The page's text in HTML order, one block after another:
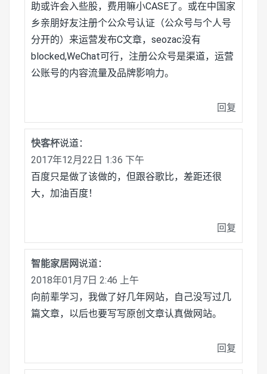
助或许会入些股，费用嘛小CASE了。或在中国家
乡亲朋好友注册个公众号认证（公众号与个人号
分开的）来运营发布C文章，seozac没有
blocked,WeChat可行，注册公众号是渠道，运营
公账号的内容流量及品牌影响力。
回复
快客杯说道：
2017年12月22日 1:36 下午
百度只是做了该做的，但跟谷歌比，差距还很
大，加油百度！
回复
智能家居网说道：
2018年01月7日 2:46 上午
向前辈学习，我做了好几年网站，自己没写过几
篇文章，以后也要写写原创文章认真做网站。
回复